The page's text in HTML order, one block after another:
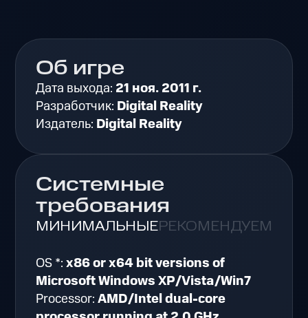
Об игре
Дата выхода: 21 ноя. 2011 г.
Разработчик: Digital Reality
Издатель: Digital Reality
Системные
требования
МИНИМАЛЬНЫЕРЕКОМЕНДУЕМЫЕ
OS *:x86 or x64 bit versions of
Microsoft Windows XP/Vista/Win7
Processor:AMD/Intel dual-core